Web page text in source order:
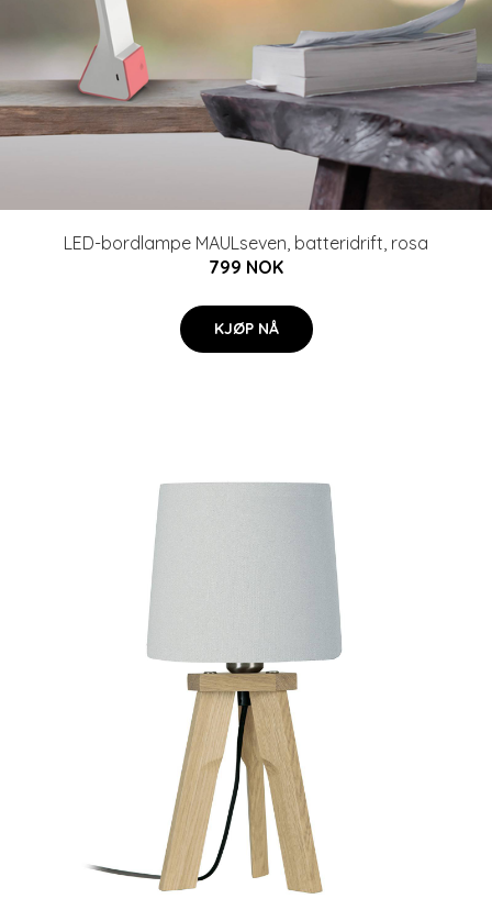
LED-bordlampe MAULseven, batteridrift, rosa
799 NOK
KJØP NÅ